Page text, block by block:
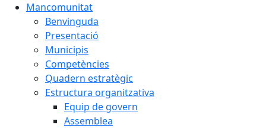
Mancomunitat
Benvinguda
Presentació
Municipis
Competències
Quadern estratègic
Estructura organitzativa
Equip de govern
Assemblea